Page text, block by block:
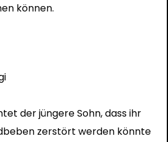
können.
der jüngere Sohn, dass ihr
zerstört werden könnte